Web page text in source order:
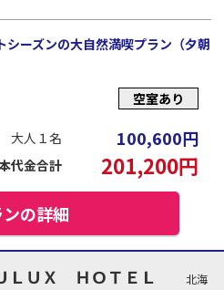
ーズンの大自然満喫プラン（夕朝
空室あり
大人１名 100,600円
代金合計 201,200円
の詳細
ＬＵＸ ＨＯＴＥＬ
北海